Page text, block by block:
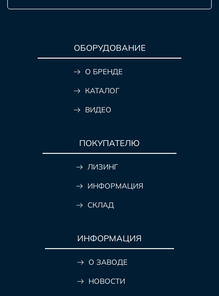
ОБОРУДОВАНИЕ
О БРЕНДЕ
КАТАЛОГ
ВИДЕО
ПОКУПАТЕЛЮ
ЛИЗИНГ
ИНФОРМАЦИЯ
СКЛАД
ИНФОРМАЦИЯ
О ЗАВОДЕ
НОВОСТИ